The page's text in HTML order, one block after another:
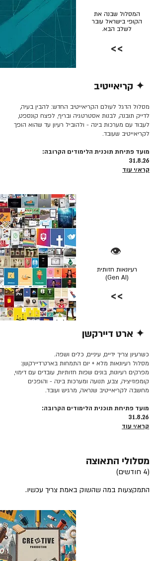
המסלול שבנה את
הקופי בישראל עובר
לשלב הבא.
>>
✦ קריאייטיב
מסלול הדגל לעולם הקריאייטיב החדש: להבין בעיה,
לדייק תובנה, לבנות אסטרטגיה ובריף, לפצח קונספט,
לעבוד עם מערכות בינה - ולהוביל רעיון עד שהוא הופך
לקריאייטיב שעובד.
מועד פתיחת תוכנית הלימודים הקרובה:
31.8.26
קרא/י עוד
👁️
רעיונאות חזותית
(Gen AI)
>>
✦ ארט דיירקשן
כשרעיון צריך ידיים, עיניים, כלים ושפה.
מסלול רעיונאות מלא + יום התמחות בארט־דיירקשן:
מפרקים רעיונות, בונים שפות חזותיות, עובדים עם דימוי,
קומפוזיציה, צבע, תנועה ומערכות בינה - והופכים
מחשבה לקריאייטיב שנראה, מרגיש ועובד.
מועד פתיחת תוכנית הלימודים הקרובה:
31.8.26
קרא/י עוד
מסלולי התאוצה
(4 חודשים)
התמקצעות במה שהשוק באמת צריך עכשיו.